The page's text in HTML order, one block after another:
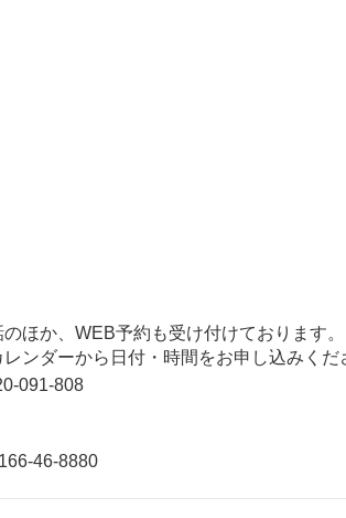
のほか、WEB予約も受け付けております。
ンダーから日付・時間をお申し込みくだ
091-808
46-8880